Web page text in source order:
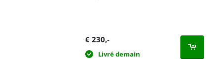
€ 230,-
Livré demain